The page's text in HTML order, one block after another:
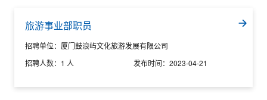
旅游事业部职员
招聘单位： 厦门鼓浪屿文化旅游发展有限公司
招聘人数： 1 人 发布时间： 2023-04-21